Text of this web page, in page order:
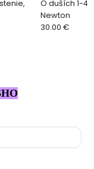
O duších 1-4,
Newton
30.00 €